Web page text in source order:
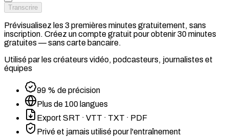
Transcrire
Prévisualisez les 3 premières minutes gratuitement, sans
inscription. Créez un compte gratuit pour obtenir 30 minutes
gratuites — sans carte bancaire.
Utilisé par les créateurs vidéo, podcasteurs, journalistes et
équipes
99 % de précision
Plus de 100 langues
Export SRT · VTT · TXT · PDF
Privé et jamais utilisé pour l'entraînement